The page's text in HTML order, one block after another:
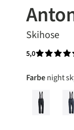
Skihose
5,0
Farbenight
black